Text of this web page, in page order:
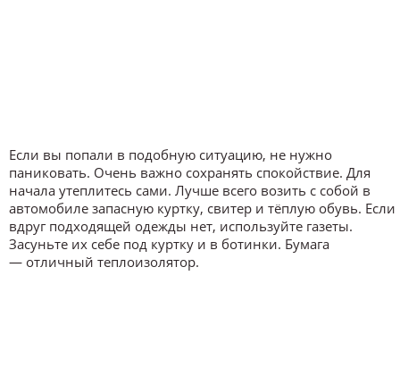
Если вы попали в подобную ситуацию, не нужно
паниковать. Очень важно сохранять спокойствие. Для
начала утеплитесь сами. Лучше всего возить с собой в
автомобиле запасную куртку, свитер и тёплую обувь. Если
вдруг подходящей одежды нет, используйте газеты.
Засуньте их себе под куртку и в ботинки. Бумага
— отличный теплоизолятор.